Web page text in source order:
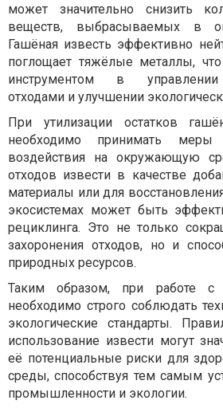
может значительно снизить
веществ, выбрасываемых в
Гашёная известь эффективно
поглощает тяжёлые металлы,
инструментом в
отходами и улучшении
При утилизации остатков
необходимо принимать
воздействия на окружающую
отходов извести в качестве
материалы или для
экосистемах может быть
рециклинга. Это не только
захоронения отходов, но и
природных ресурсов.
Таким образом, при работе с
необходимо строго соблюдать
экологические стандарты.
использование извести могут
её потенциальные риски для
среды, способствуя тем самым
промышленности и экологии.